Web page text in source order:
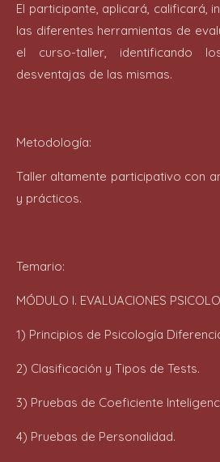
El participante, aplicará, calificará,
las diferentes herramientas de
el curso-taller, identificando
desventajas de las mismas.
Metodología:
Taller altamente participativo con
y prácticos.
Temario:
MÓDULO I. EVALUACIONES
1) Principios de Psicología
2) Clasificación y Tipos de Tests.
3) Pruebas de Coeficiente
4) Pruebas de Personalidad.